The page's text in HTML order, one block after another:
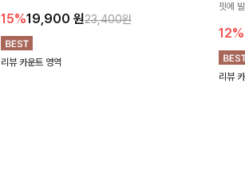
높게 즐겨지는 아이템!
15%19,900 원23,400원
리뷰 카운트 영역
핏에
요~!
12%
리뷰